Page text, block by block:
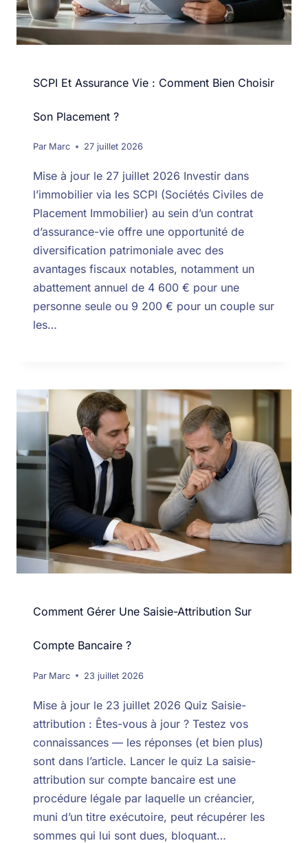
SCPI Et Assurance Vie : Comment Bien Choisir
Son Placement ?
Par Marc 27 juillet 2026
Mise à jour le 27 juillet 2026 Investir dans
l’immobilier via les SCPI (Sociétés Civiles de
Placement Immobilier) au sein d’un contrat
d’assurance-vie offre une opportunité de
diversification patrimoniale avec des
avantages fiscaux notables, notamment un
abattement annuel de 4 600 € pour une
personne seule ou 9 200 € pour un couple sur
les…
Comment Gérer Une Saisie-Attribution Sur
Compte Bancaire ?
Par Marc 23 juillet 2026
Mise à jour le 23 juillet 2026 Quiz Saisie-
attribution : Êtes-vous à jour ? Testez vos
connaissances — les réponses (et bien plus)
sont dans l’article. Lancer le quiz La saisie-
attribution sur compte bancaire est une
procédure légale par laquelle un créancier,
muni d’un titre exécutoire, peut récupérer les
sommes qui lui sont dues, bloquant…